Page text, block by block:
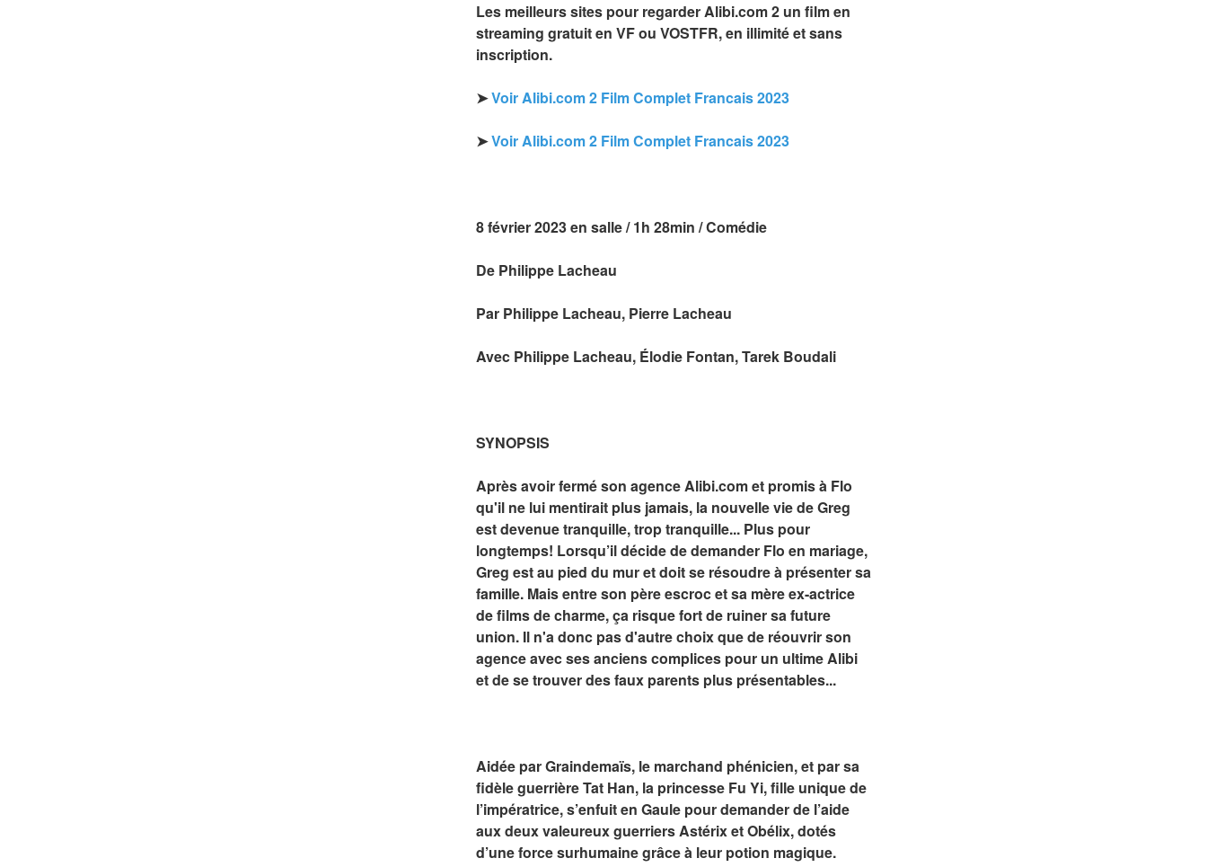
Les meilleurs sites pour regarder Alibi.com 2 un film en
streaming gratuit en VF ou VOSTFR, en illimité et sans
inscription.
➤ Voir Alibi.com 2 Film Complet Francais 2023
➤ Voir Alibi.com 2 Film Complet Francais 2023
8 février 2023 en salle / 1h 28min / Comédie
De Philippe Lacheau
Par Philippe Lacheau, Pierre Lacheau
Avec Philippe Lacheau, Élodie Fontan, Tarek Boudali
SYNOPSIS
Après avoir fermé son agence Alibi.com et promis à Flo
qu'il ne lui mentirait plus jamais, la nouvelle vie de Greg
est devenue tranquille, trop tranquille... Plus pour
longtemps! Lorsqu’il décide de demander Flo en mariage,
Greg est au pied du mur et doit se résoudre à présenter sa
famille. Mais entre son père escroc et sa mère ex-actrice
de films de charme, ça risque fort de ruiner sa future
union. Il n'a donc pas d'autre choix que de réouvrir son
agence avec ses anciens complices pour un ultime Alibi
et de se trouver des faux parents plus présentables...
Aidée par Graindemaïs, le marchand phénicien, et par sa
fidèle guerrière Tat Han, la princesse Fu Yi, fille unique de
l’impératrice, s’enfuit en Gaule pour demander de l’aide
aux deux valeureux guerriers Astérix et Obélix, dotés
d’une force surhumaine grâce à leur potion magique.